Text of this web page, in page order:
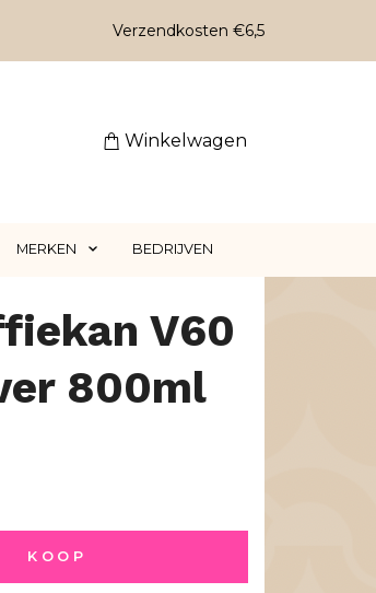
Verzendkosten €6,5
Winkelwagen
MERKEN BEDRIJVEN
V60
800ml
KOOP